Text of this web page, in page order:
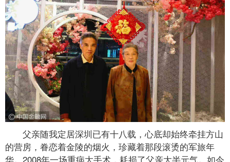
父亲随我定居深圳已有十八载，心底却始终牵挂方山
的营房，眷恋着金陵的烟火，珍藏着那段滚烫的军旅年
华。2008年一场重病大手术，耗损了父亲大半元气。如今